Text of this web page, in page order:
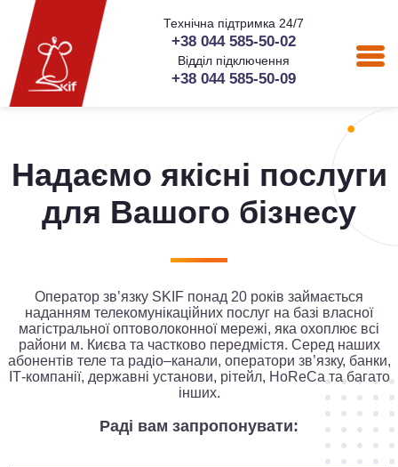
Технічна підтримка 24/7
+38 044 585-50-02
Відділ підключення
+38 044 585-50-09
Надаємо якісні послуги
для Вашого бізнесу
Оператор зв’язку SKIF понад 20 років займається
наданням телекомунікаційних послуг на базі власної
магістральної оптоволоконної мережі, яка охоплює всі
райони м. Києва та частково передмістя. Серед наших
абонентів теле та радіо–канали, оператори зв’язку, банки,
ІТ-компанії, державнi установи, рітейл, HoReCa та багато
інших.
Раді вам запропонувати: